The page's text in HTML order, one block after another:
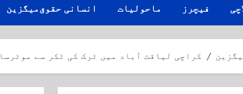
فیچرز ماحولیات انسانی حقوقمیگزین
کراچی لیاقت آباد میں ٹرک کی ٹکر سے